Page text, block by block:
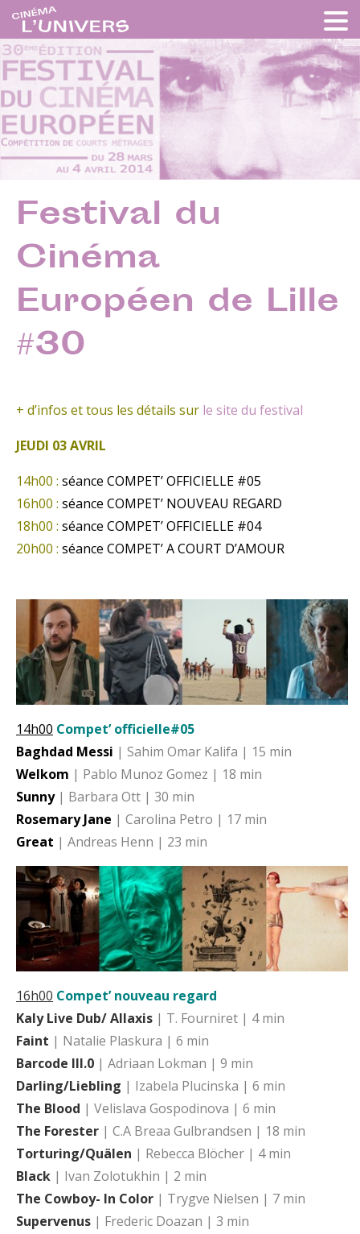
Festival du
Cinéma
Européen de Lille
#30
+ d’infos et tous les détails sur le site du festival
JEUDI 03 AVRIL
14h00 : séance COMPET’ OFFICIELLE #05
16h00 : séance COMPET’ NOUVEAU REGARD
18h00 : séance COMPET’ OFFICIELLE #04
20h00 : séance COMPET’ A COURT D’AMOUR
14h00 Compet’ officielle#05
Baghdad Messi | Sahim Omar Kalifa | 15 min
Welkom | Pablo Munoz Gomez | 18 min
Sunny | Barbara Ott | 30 min
Rosemary Jane | Carolina Petro | 17 min
Great | Andreas Henn | 23 min
16h00 Compet’ nouveau regard
Kaly Live Dub/ Allaxis | T. Fourniret | 4 min
Faint | Natalie Plaskura | 6 min
Barcode III.0 | Adriaan Lokman | 9 min
Darling/Liebling | Izabela Plucinska | 6 min
The Blood | Velislava Gospodinova | 6 min
The Forester | C.A Breaa Gulbrandsen | 18 min
Torturing/Quälen | Rebecca Blöcher | 4 min
Black | Ivan Zolotukhin | 2 min
The Cowboy- In Color | Trygve Nielsen | 7 min
Supervenus | Frederic Doazan | 3 min